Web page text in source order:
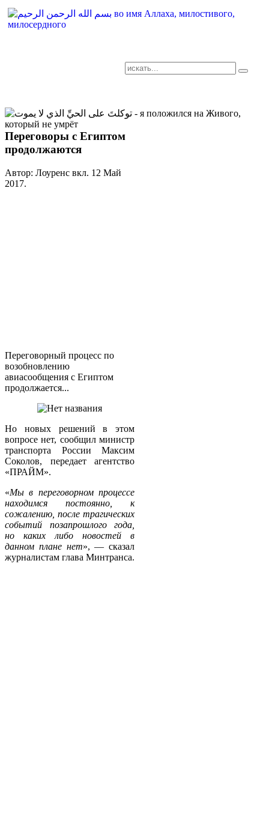
Переговоры с Египтом
продолжаются
Автор: Лоуренс вкл. 12 Май
2017.
Переговорный процесс по
возобновлению
авиасообщения с Египтом
продолжается...
Но новых решений в этом
вопросе нет, сообщил министр
транспорта России Максим
Соколов, передает агентство
«ПРАЙМ».
«Мы в переговорном процессе
находимся постоянно, к
сожалению, после трагических
событий позапрошлого года,
но каких либо новостей в
данном плане нет», — сказал
журналистам глава Минтранса.